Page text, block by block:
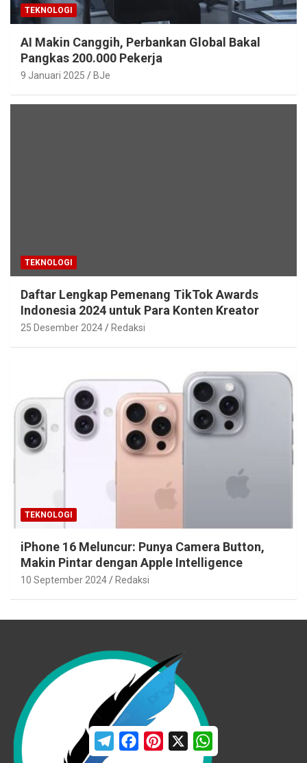
TEKNOLOGI
AI Makin Canggih, Perbankan Global Bakal
Pangkas 200.000 Pekerja
9 Januari 2025 BJe
TEKNOLOGI
Daftar Lengkap Pemenang TikTok Awards
Indonesia 2024 untuk Para Konten Kreator
25 Desember 2024 Redaksi
TEKNOLOGI
iPhone 16 Meluncur: Punya Camera Button,
Makin Pintar dengan Apple Intelligence
10 September 2024 Redaksi
T
P
X
a